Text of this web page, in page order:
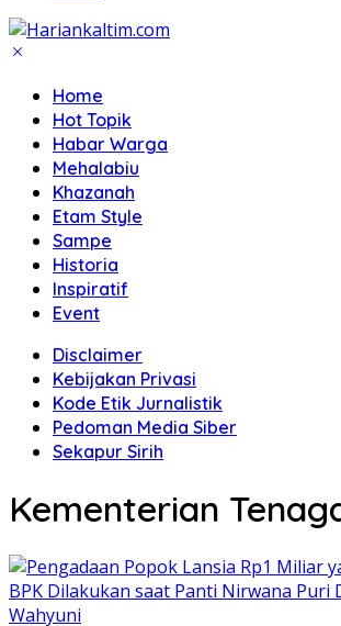
Home
Hot Topik
Habar Warga
Mehalabiu
Khazanah
Etam Style
Sampe
Historia
Inspiratif
Event
Disclaimer
Kebijakan Privasi
Kode Etik Jurnalistik
Pedoman Media Siber
Sekapur Sirih
Kementerian